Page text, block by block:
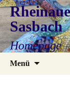
Sasbach
Homepage
Menü